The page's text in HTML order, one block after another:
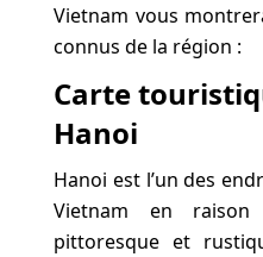
Vietnam vous
connus de la région :
Carte
Hanoi
Hanoi est l’un des
Vietnam en
pittoresque et